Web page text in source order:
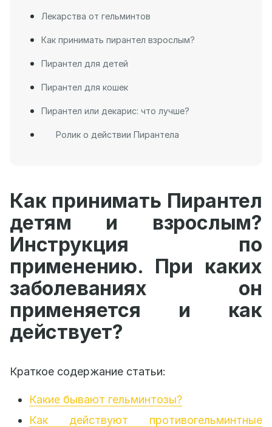
Лекарства от гельминтов
Как принимать пирантел взрослым?
Пирантел для детей
Пирантел для кошек
Пирантел или декарис: что лучше?
Ролик о действии Пирантела
Как принимать Пирантел
детям и взрослым?
Инструкция по
применению. При каких
заболеваниях он
применяется и как
действует?
Краткое содержание статьи:
Какие бывают гельминтозы?
Как действуют противогельминтные